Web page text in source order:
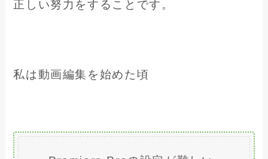
正しい努力をすることです。
私は動画編集を始めた頃